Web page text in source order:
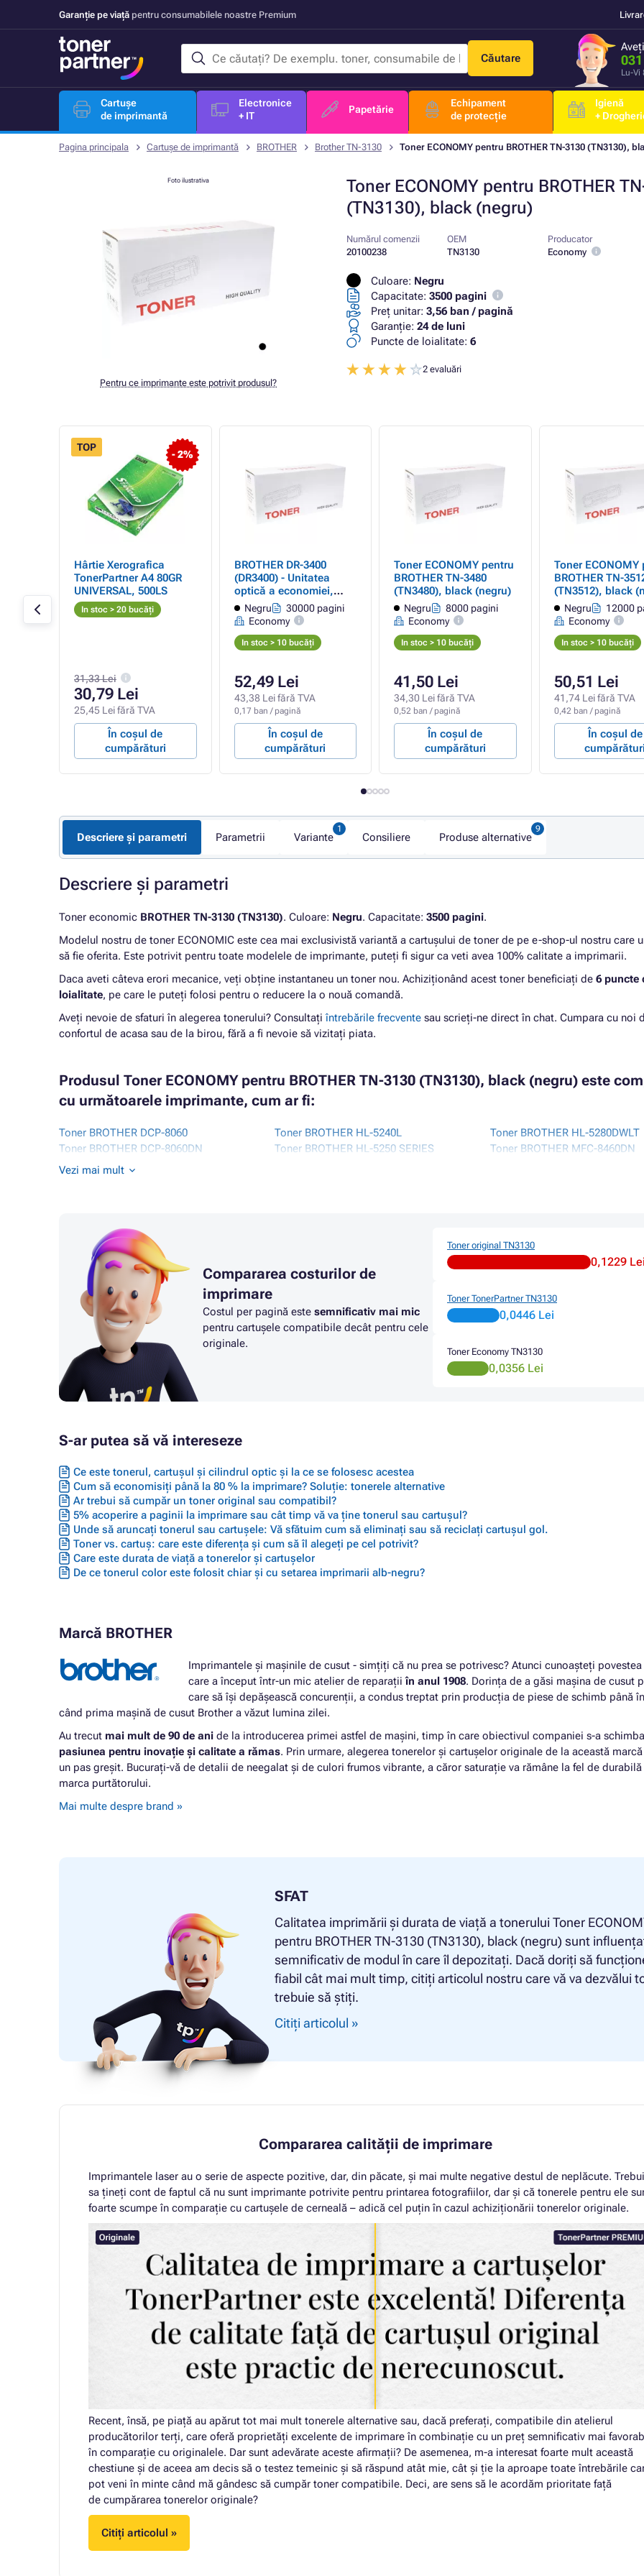
Garanție pe viață pentru consumabilele noastre Premium
Căutare
Lu-Vi
Cartușe
de imprimantă
Electronice
+ IT
Papetărie
Echipament
de protecție
Igienă
+
Pagina principala Cartușe de imprimantă BROTHER Brother TN-3130 Toner ECONOMY pentru BROTHER TN-3130 (TN3130),
Toner ECONOMY pentru BROTHER
(TN3130), black (negru)
Foto ilustrativa
Pentru ce imprimante este potrivit produsul?
Numărul comenzii
20100238
OEM
TN3130
Producator
Economy
Culoare: Negru
Capacitate: 3500 pagini
Preț unitar: 3,56 ban / pagină
Garanţie: 24 de luni
Puncte de loialitate: 6
2 evaluări
- 2%
TOP
Hârtie Xerografica
TonerPartner A4 80GR
UNIVERSAL, 500LS
In stoc > 20 bucăți
31,33 Lei
30,79 Lei
25,45 Lei fără TVA
În coșul de
cumpărături
BROTHER DR-3400
(DR3400) - Unitatea
optică a economiei,
black (negru)
Negru
30000 pagini
Economy
In stoc > 10 bucăți
52,49 Lei
43,38 Lei fără TVA
0,17 ban / pagină
În coșul de
cumpărături
Toner ECONOMY pentru
BROTHER TN-3480
(TN3480), black (negru)
Negru
8000 pagini
Economy
In stoc > 10 bucăți
41,50 Lei
34,30 Lei fără TVA
0,52 ban / pagină
În coșul de
cumpărături
Toner ECONOMY
BROTHER TN-
(TN3512), black
Negru
12000
Economy
In stoc > 10 bucăți
50,51 Lei
41,74 Lei fără TVA
0,42 ban / pagină
În coșul de
cumpărături
Descriere și parametri Parametrii Variante Consiliere Produse alternative
Descriere și parametri
Toner economic BROTHER TN-3130 (TN3130). Culoare: Negru. Capacitate: 3500 pagini.
Modelul nostru de toner ECONOMIC este cea mai exclusivistă variantă a cartușului de toner de pe e-shop-ul nostru care
să fie oferita. Este potrivit pentru toate modelele de imprimante, puteți fi sigur ca veti avea 100% calitate a imprimarii.
Daca aveti câteva erori mecanice, veți obține instantaneu un toner nou. Achiziționând acest toner beneficiați de 6 puncte
loialitate, pe care le puteți folosi pentru o reducere la o nouă comandă.
Aveți nevoie de sfaturi în alegerea tonerului? Consultați întrebările frecvente sau scrieți-ne direct în chat. Cumpara cu noi
confortul de acasa sau de la birou, fără a fi nevoie să vizitați piata.
Produsul Toner ECONOMY pentru BROTHER TN-3130 (TN3130), black (negru) este
cu următoarele imprimante, cum ar fi:
Toner BROTHER DCP-8060
Toner BROTHER DCP-8060DN
Toner BROTHER DCP-8065DN
Toner BROTHER HL-5240
Toner BROTHER HL-5240 SERIES
Toner BROTHER HL-5240DN
Toner BROTHER HL-5240DNLT
Toner BROTHER HL-5240L
Toner BROTHER HL-5250 SERIES
Toner BROTHER HL-5280DW
Toner BROTHER HL-5280DWLT
Toner BROTHER MFC-8460DN
Toner BROTHER MFC-L6800DW
Toner BROTHER MFC-L6900DW
Vezi mai mult
Compararea costurilor de
imprimare
Costul per pagină este semnificativ mai mic
pentru cartușele compatibile decât pentru cele
originale.
Toner original TN3130
0,1229 Lei
Toner TonerPartner TN3130
0,0446 Lei
Toner Economy TN3130
0,0356 Lei
S-ar putea să vă intereseze
Ce este tonerul, cartușul și cilindrul optic și la ce se folosesc acestea
Cum să economisiți până la 80 % la imprimare? Soluție: tonerele alternative
Ar trebui să cumpăr un toner original sau compatibil?
5% acoperire a paginii la imprimare sau cât timp vă va ține tonerul sau cartușul?
Unde să aruncați tonerul sau cartușele: Vă sfătuim cum să eliminați sau să reciclați cartușul gol.
Toner vs. cartuș: care este diferența și cum să îl alegeți pe cel potrivit?
Care este durata de viață a tonerelor și cartușelor
De ce tonerul color este folosit chiar și cu setarea imprimarii alb-negru?
Marcă BROTHER
Imprimantele și mașinile de cusut - simțiți că nu prea se potrivesc? Atunci cunoașteți povestea
care a început într-un mic atelier de reparațiiîn anul 1908. Dorința de a găsi mașina de cusut
care să își depășească concurenții, a condus treptat prin producția de piese de schimb până
când prima mașină de cusut Brother a văzut lumina zilei.
Au trecut mai mult de 90 de ani de la introducerea primei astfel de mașini, timp în care obiectivul companiei s-a
pasiunea pentru inovație și calitate a rămas. Prin urmare, alegerea tonerelor și cartușelor originale de la această marcă
un pas greșit. Bucurați-vă de detalii de neegalat și de culori frumos vibrante, a căror saturație va rămâne la fel de durabilă
marca purtătorului.
Mai multe despre brand »
SFAT
Calitatea imprimării și durata de viață a tonerului Toner
pentru BROTHER TN-3130 (TN3130), black (negru) sunt
semnificativ de modul în care îl depozitați. Dacă doriți să
fiabil cât mai mult timp, citiți articolul nostru care vă va dezvălui
trebuie să știți.
Citiți articolul »
Compararea calității de imprimare
Imprimantele laser au o serie de aspecte pozitive, dar, din păcate, și mai multe negative destul de neplăcute.
sa țineți cont de faptul că nu sunt imprimante potrivite pentru printarea fotografiilor, dar și că tonerele pentru ele
foarte scumpe în comparație cu cartușele de cerneală – adică cel puțin în cazul achiziționării tonerelor originale.
Recent, însă, pe piață au apărut tot mai mult tonerele alternative sau, dacă preferați, compatibile din atelierul
producătorilor terți, care oferă proprietăți excelente de imprimare în combinație cu un preț semnificativ mai
în comparație cu originalele. Dar sunt adevărate aceste afirmații? De asemenea, m-a interesat foarte mult această
chestiune și de aceea am decis să o testez temeinic și să răspund atât mie, cât și ție la aproape toate întrebările
pot veni în minte când mă gândesc să cumpăr toner compatibile. Deci, are sens să le acordăm prioritate față
de cumpărarea tonerelor originale?
Citiți articolul »